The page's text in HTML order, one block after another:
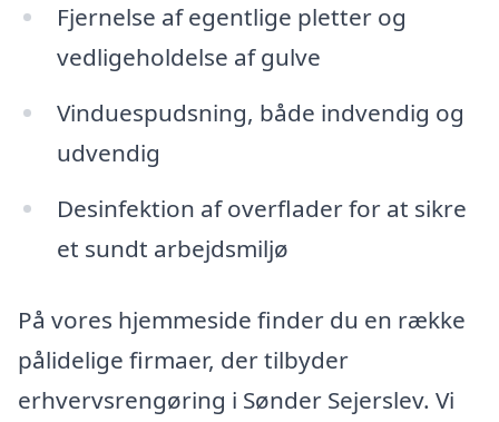
Fjernelse af egentlige pletter og
vedligeholdelse af gulve
Vinduespudsning, både indvendig og
udvendig
Desinfektion af overflader for at sikre
et sundt arbejdsmiljø
På vores hjemmeside finder du en række
pålidelige firmaer, der tilbyder
erhvervsrengøring i Sønder Sejerslev. Vi